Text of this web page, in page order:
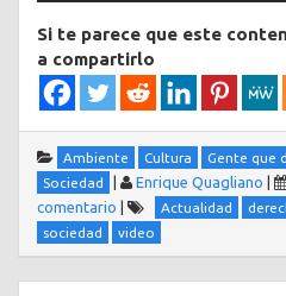
Si te parece que este
a compartirlo
Ambiente Cultura Gente que
Sociedad
| Enrique Quagliano |
comentario | Actualidad
sociedad
video